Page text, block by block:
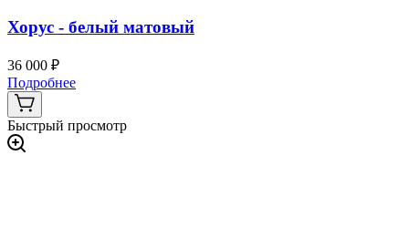
Хорус - белый матовый
36 000 ₽
Подробнее
Быстрый просмотр